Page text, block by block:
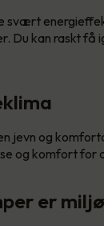
svært
Du kan raskt
jevn og
og komfort for
er